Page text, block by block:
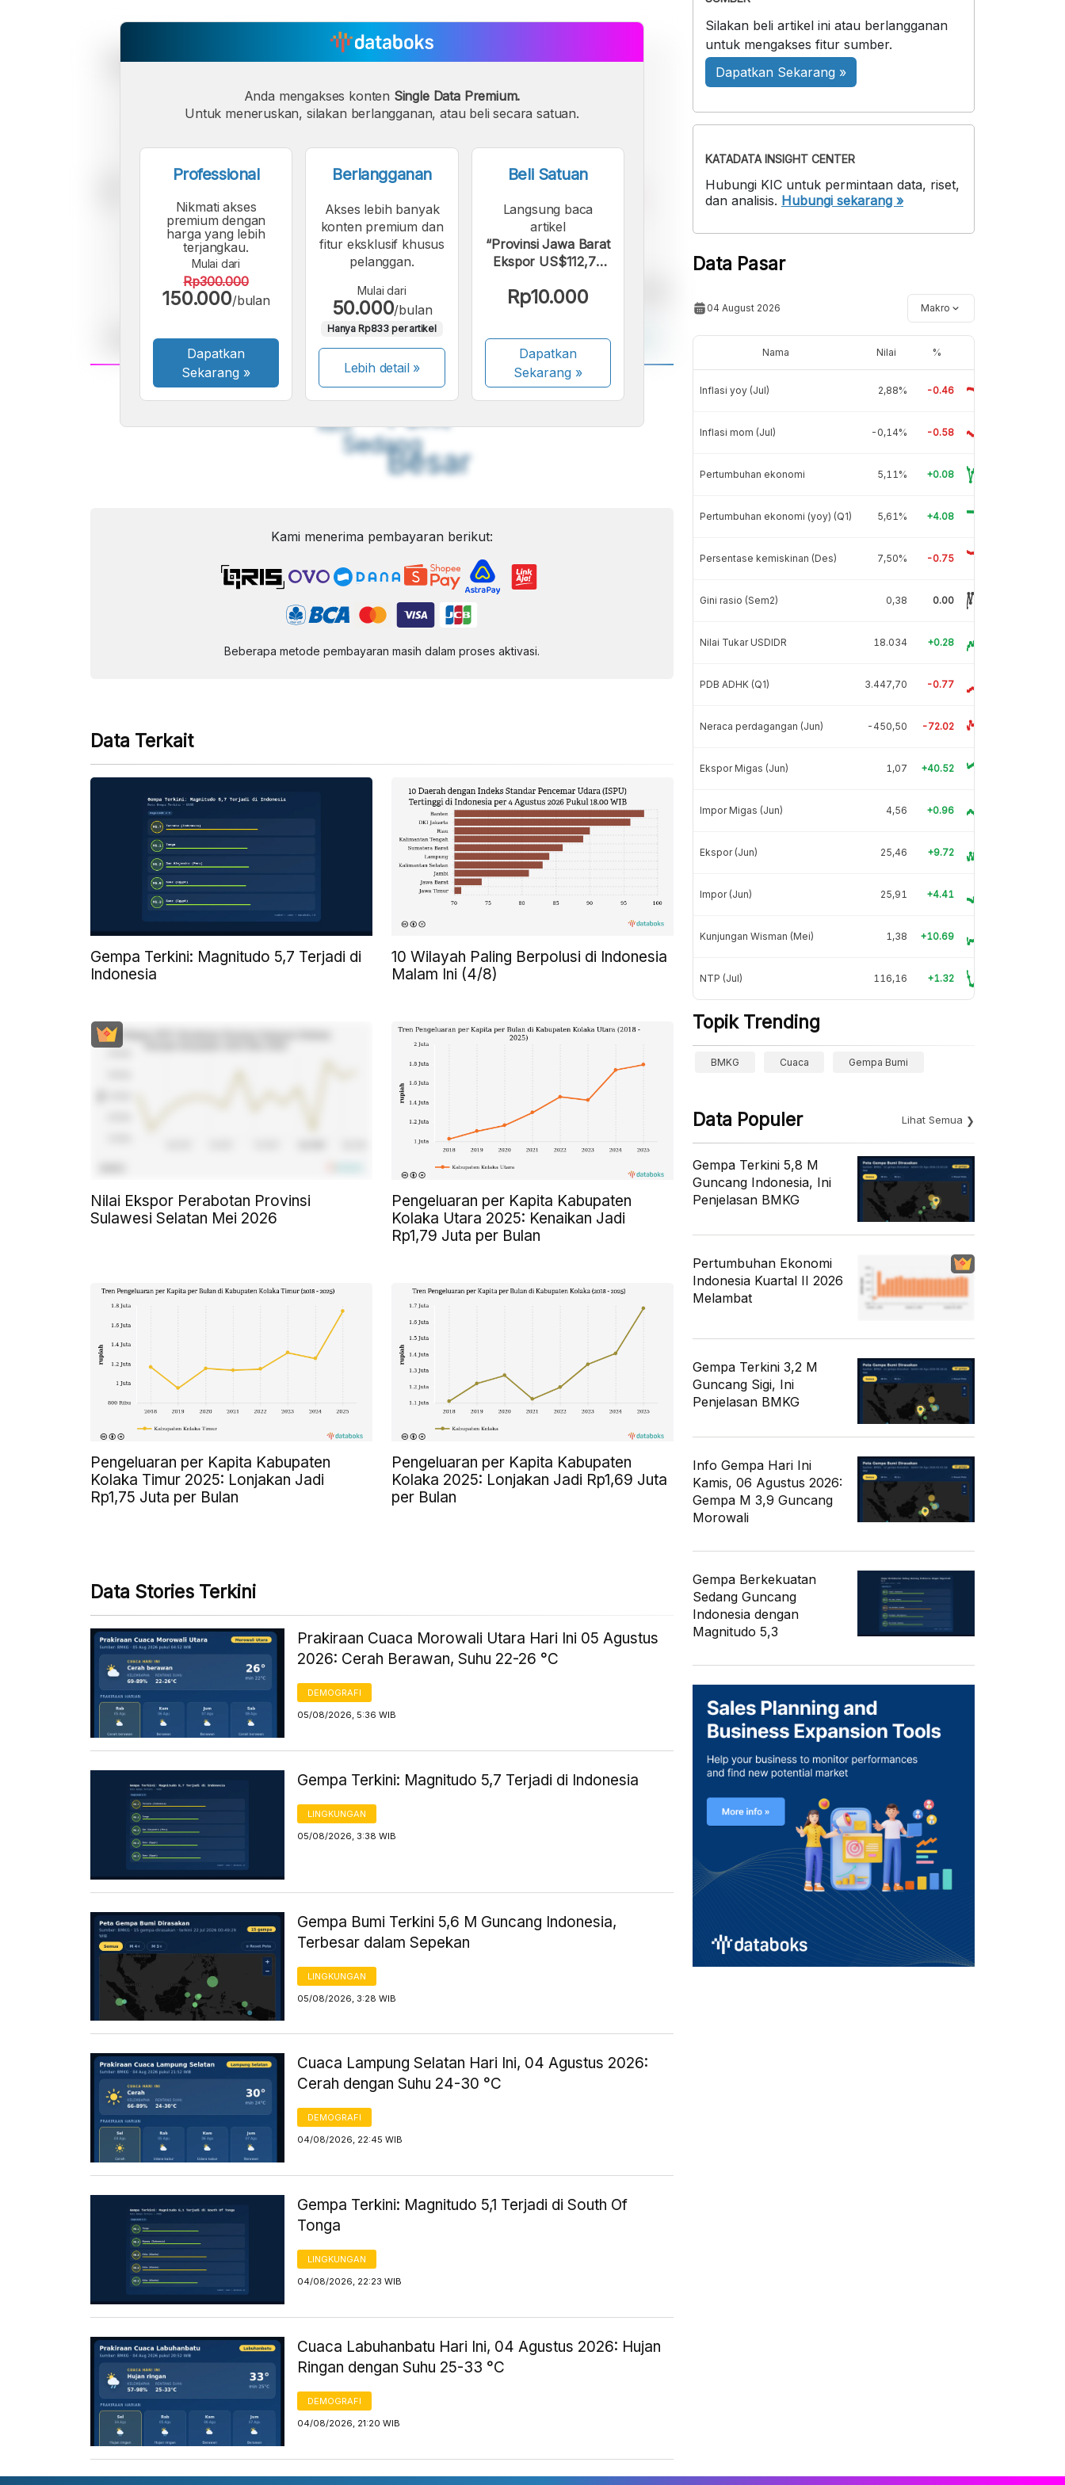
A
Font
Kecil
A
Sedang
A
Besar
Anda mengakses konten Single Data Premium.
Untuk meneruskan, silakan berlangganan, atau beli secara satuan.
Professional
Nikmati akses
premium dengan
harga yang lebih
terjangkau.
Mulai dari
Rp300.000
150.000/bulan
Dapatkan
Sekarang »
Berlangganan
Akses lebih banyak
konten premium dan
fitur eksklusif khusus
pelanggan.
Mulai dari
50.000/bulan
Hanya Rp833 per artikel
Lebih detail »
Beli Satuan
Langsung baca
artikel
“Provinsi Jawa Barat
Ekspor US$112,72
Kain Tekstil dan Hasil
Rp10.000
Dapatkan
Sekarang»
Kami menerima pembayaran berikut:
Beberapa metode pembayaran masih dalam proses aktivasi.
Data Terkait
Gempa Terkini: Magnitudo 5,7 Terjadi di
Indonesia
10 Wilayah Paling Berpolusi di Indonesia
Malam Ini (4/8)
Nilai Ekspor Perabotan Provinsi
Sulawesi Selatan Mei 2026
Pengeluaran per Kapita Kabupaten
Kolaka Utara 2025: Kenaikan Jadi
Rp1,79 Juta per Bulan
Pengeluaran per Kapita Kabupaten
Kolaka Timur 2025: Lonjakan Jadi
Rp1,75 Juta per Bulan
Pengeluaran per Kapita Kabupaten
Kolaka 2025: Lonjakan Jadi Rp1,69 Juta
per Bulan
Data Stories Terkini
Prakiraan Cuaca Morowali Utara Hari Ini 05 Agustus
2026: Cerah Berawan, Suhu 22-26 °C
DEMOGRAFI
05/08/2026, 5:36 WIB
Gempa Terkini: Magnitudo 5,7 Terjadi di Indonesia
LINGKUNGAN
05/08/2026, 3:38 WIB
Gempa Bumi Terkini 5,6 M Guncang Indonesia,
Terbesar dalam Sepekan
LINGKUNGAN
05/08/2026, 3:28 WIB
Cuaca Lampung Selatan Hari Ini, 04 Agustus 2026:
Cerah dengan Suhu 24-30 °C
DEMOGRAFI
04/08/2026, 22:45 WIB
Gempa Terkini: Magnitudo 5,1 Terjadi di South Of
Tonga
LINGKUNGAN
04/08/2026, 22:23 WIB
Cuaca Labuhanbatu Hari Ini, 04 Agustus 2026: Hujan
Ringan dengan Suhu 25-33 °C
DEMOGRAFI
04/08/2026, 21:20 WIB
Silakan beli artikel ini atau berlangganan
untuk mengakses fitur sumber.
Dapatkan Sekarang »
KATADATA INSIGHT CENTER
Hubungi KIC untuk permintaan data, riset,
dan analisis. Hubungi sekarang »
Data Pasar
04 August 2026 Makro
Nama Nilai %
Inflasi yoy (Jul) 2,88% -0.46
Inflasi mom (Jul) -0,14% -0.58
Pertumbuhan ekonomi 5,11% +0.08
Pertumbuhan ekonomi (yoy) (Q1) 5,61% +4.08
Persentase kemiskinan (Des) 7,50% -0.75
Gini rasio (Sem2) 0,38 0.00
Nilai Tukar USDIDR 18.034 +0.28
PDB ADHK (Q1) 3.447,70 -0.77
Neraca perdagangan (Jun) -450,50 -72.02
Ekspor Migas (Jun) 1,07 +40.52
Impor Migas (Jun) 4,56 +0.96
Ekspor (Jun) 25,46 +9.72
Impor (Jun) 25,91 +4.41
Kunjungan Wisman (Mei) 1,38 +10.69
NTP (Jul) 116,16 +1.32
Topik Trending
BMKG Cuaca Gempa Bumi
Data Populer Lihat Semua
Gempa Terkini 5,8 M
Guncang Indonesia, Ini
Penjelasan BMKG
Pertumbuhan Ekonomi
Indonesia Kuartal II 2026
Melambat
Gempa Terkini 3,2 M
Guncang Sigi, Ini
Penjelasan BMKG
Info Gempa Hari Ini
Kamis, 06 Agustus 2026:
Gempa M 3,9 Guncang
Morowali
Gempa Berkekuatan
Sedang Guncang
Indonesia dengan
Magnitudo 5,3